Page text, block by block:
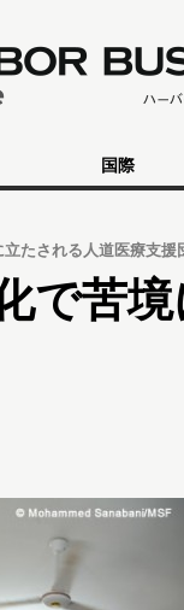
国際
立たされる人道医療支援
で苦